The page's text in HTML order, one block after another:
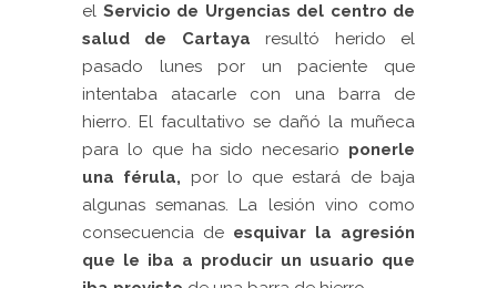
el Servicio de Urgencias del centro de
salud de Cartaya resultó herido el
pasado lunes por un paciente que
intentaba atacarle con una barra de
hierro. El facultativo se dañó la muñeca
para lo que ha sido necesario ponerle
una férula, por lo que estará de baja
algunas semanas. La lesión vino como
consecuencia de esquivar la agresión
que le iba a producir un usuario que